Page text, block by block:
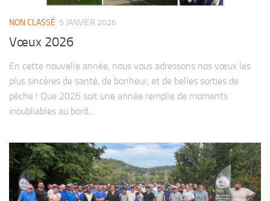
NON CLASSÉ 5 JANVIER 2026
Vœux 2026
En cette nouvelle année, nous vous adressons nos vœux les
plus sincères de santé, de bonheur, et de belles sorties de
pêche ! Que 2026 soit une année remplie de moments
inoubliables au bord...